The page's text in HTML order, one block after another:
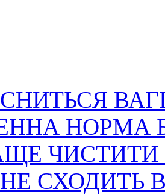
НОРМА
СХОДИТЬ